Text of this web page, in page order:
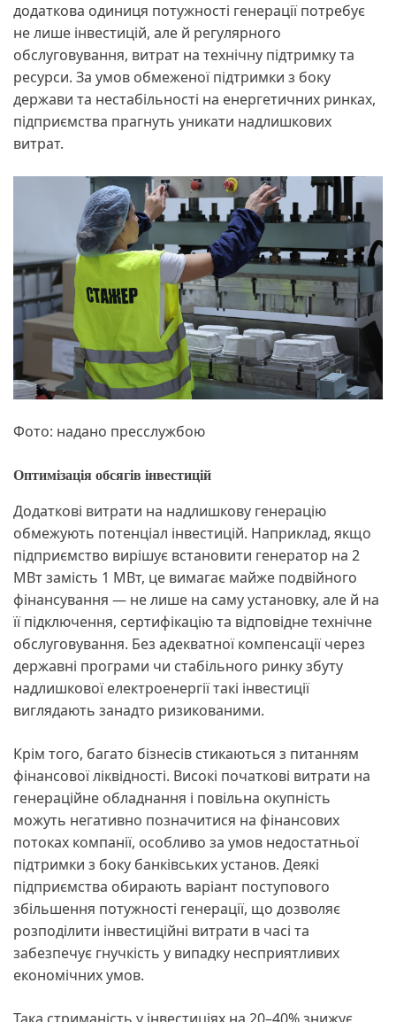
додаткова одиниця потужності генерації потребує
не лише інвестицій, але й регулярного
обслуговування, витрат на технічну підтримку та
ресурси. За умов обмеженої підтримки з боку
держави та нестабільності на енергетичних ринках,
підприємства прагнуть уникати надлишкових
витрат.
Фото: надано пресслужбою
Оптимізація обсягів інвестицій
Додаткові витрати на надлишкову генерацію
обмежують потенціал інвестицій. Наприклад, якщо
підприємство вирішує встановити генератор на 2
МВт замість 1 МВт, це вимагає майже подвійного
фінансування — не лише на саму установку, але й на
її підключення, сертифікацію та відповідне технічне
обслуговування. Без адекватної компенсації через
державні програми чи стабільного ринку збуту
надлишкової електроенергії такі інвестиції
виглядають занадто ризикованими.
Крім того, багато бізнесів стикаються з питанням
фінансової ліквідності. Високі початкові витрати на
генераційне обладнання і повільна окупність
можуть негативно позначитися на фінансових
потоках компанії, особливо за умов недостатньої
підтримки з боку банківських установ. Деякі
підприємства обирають варіант поступового
збільшення потужності генерації, що дозволяє
розподілити інвестиційні витрати в часі та
забезпечує гнучкість у випадку несприятливих
економічних умов.